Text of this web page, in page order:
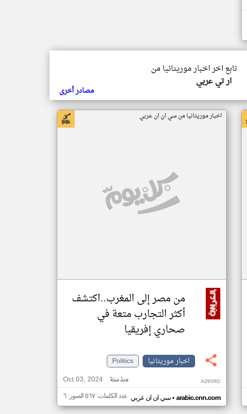
تابع اخر اخبار موريتانيا من
ار تي عربي
مصادر أخرى
اخبار موريتانيا من سي ان ان عربي
من مصر إلى المغرب..اكتشف
أكثر التجارب متعة في
صحاري إفريقيا
اخبار موريتانيا
Politics
Oct 03, 2024
منذ سنة AZ95RO
سي ان ان عربي• arabic.cnn.com عدد الكلمات: ٥٦٧ الصور: ٦